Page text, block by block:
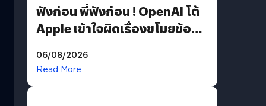
ฟังก่อน พี่ฟังก่อน ! OpenAI โต้
Apple เข้าใจผิดเรื่องขโมยข้อมูล
06/08/2026
Read More